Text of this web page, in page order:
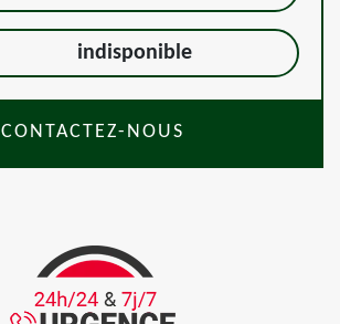
indisponible
CONTACTEZ-NOUS